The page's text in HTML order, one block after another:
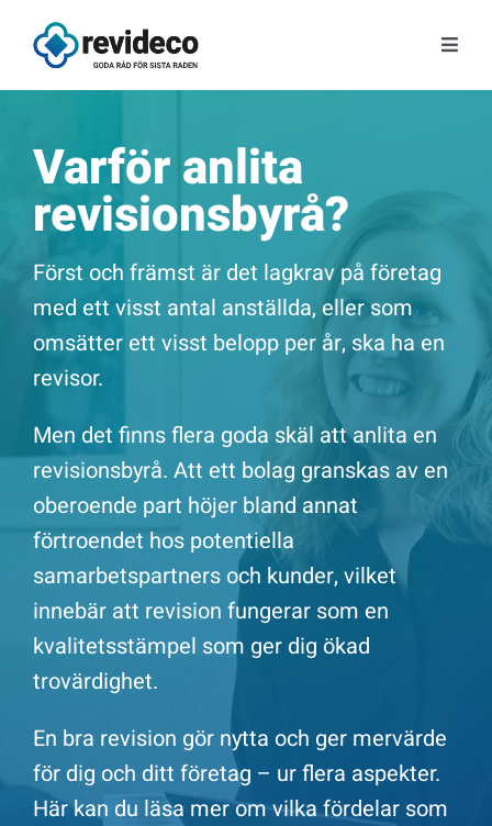
innehållet
Om oss
Gratis kunskap
Kontakt
Fråga Astrid
Offert Direkt
Logga in
Varför anlita
revisionsbyrå?
Först och främst är det lagkrav på företag
med ett visst antal anställda, eller som
omsätter ett visst belopp per år, ska ha en
revisor.
Men det finns flera goda skäl att anlita en
revisionsbyrå. Att ett bolag granskas av en
oberoende part höjer bland annat
förtroendet hos potentiella
samarbetspartners och kunder, vilket
innebär att revision fungerar som en
kvalitetsstämpel som ger dig ökad
trovärdighet.
En bra revision gör nytta och ger mervärde
för dig och ditt företag – ur flera aspekter.
Här kan du läsa mer om vilka fördelar som